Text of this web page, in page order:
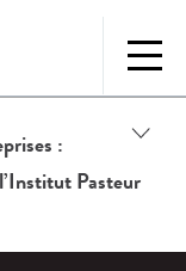
:
Pasteur